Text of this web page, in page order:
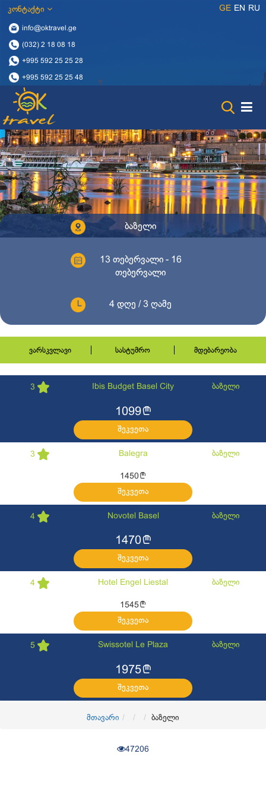
კონტაქტი
info@oktravel.ge
(032) 2 18 08 18
+995 592 25 25 28
+995 592 25 25 48
GE EN RU
ბაზელი
13 თებერვალი - 16
თებერვალი
4 დღე / 3 ღამე
ვარსკვლავი სასტუმრო მდებარეობა
3 Ibis Budget Basel City ბაზელი
1099l
შეკვეთა
3 Balegra ბაზელი
1450 l
შეკვეთა
4 Novotel Basel ბაზელი
1470l
შეკვეთა
4 Hotel Engel Liestal ბაზელი
1545l
შეკვეთა
5 Swissotel Le Plaza ბაზელი
1975l
შეკვეთა
მთავარი ბაზელი
47206